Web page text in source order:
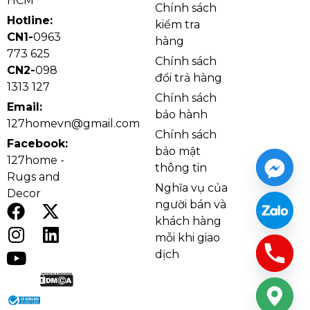
nhiều thời điểm trong năm.
Thông tin chi tiết về Quạt Trần Clinton QT39
Hotline:
CN1-0963
773 625
CN2-098
1313 127
Email:
127homevn@gmail.com
Facebook:
127home -
Rugs and
Decor
Chính sách
kiểm tra
hàng
Chính sách
đổi trả hàng
Chính sách
bảo hành
Chính sách
bảo mật
thông tin
Nghĩa vụ của
người bán và
khách hàng
mỗi khi giao
dịch